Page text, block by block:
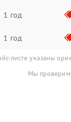
1 год
1 год
листе указаны
Мы проверим